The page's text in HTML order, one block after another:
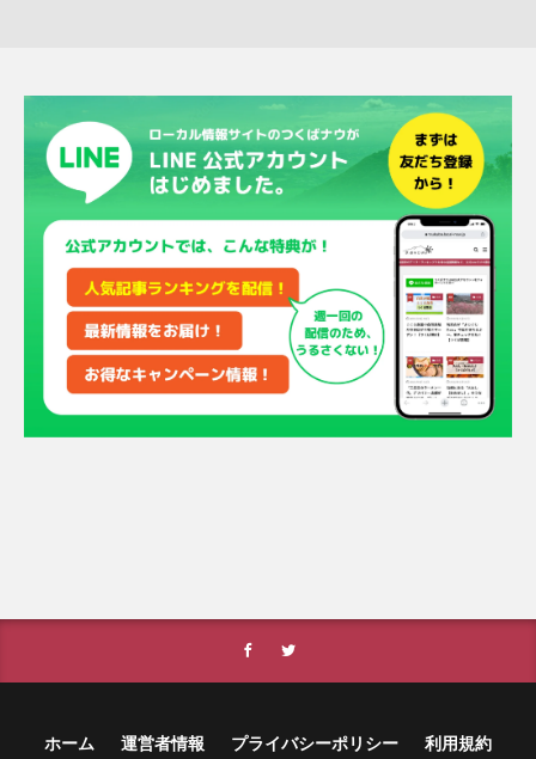
ホーム 運営者情報 プライバシーポリシー
利用規約